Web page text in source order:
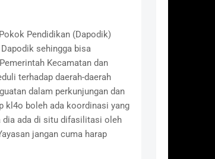
Pendidikan (Dapodik)
sehingga bisa
Kecamatan dan
terhadap daerah-daerah
dalam perkunjungan dan
kl4o boleh ada koordinasi yang
dia ada di situ difasilitasi oleh
jangan cuma harap